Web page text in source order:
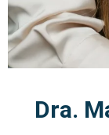
Dra.